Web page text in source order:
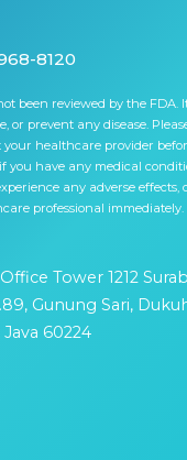
8120
been reviewed by the FDA.
or prevent any disease.
your healthcare provider
you have any medical
any adverse effects,
professional immediately.
Tower 1212
Gunung Sari,
60224